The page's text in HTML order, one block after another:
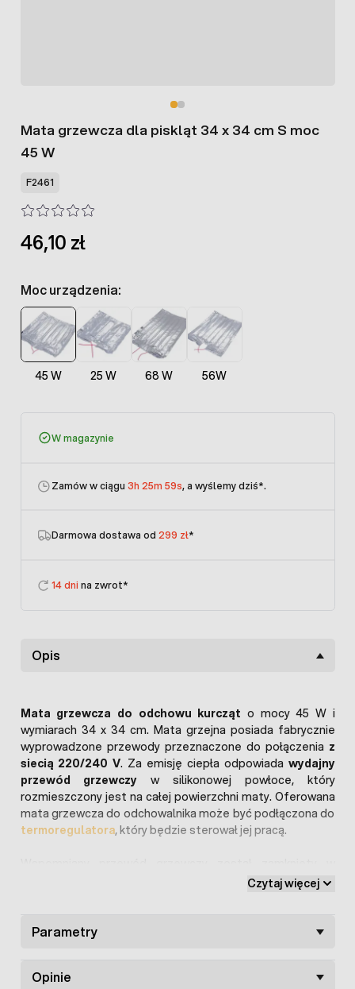
Mata grzewcza dla piskląt 34 x 34 cm S moc
45 W
F2461
46,10 zł
Moc urządzenia:
45 W 25 W 68 W 56W
W magazynie
Zamów w ciągu 3h 25m 58s, a wyślemy dziś*.
Darmowa dostawa od 299 zł*
14 dni na zwrot*
Opis
Mata grzewcza do odchowu kurcząt o mocy 45 W i
wymiarach 34 x 34 cm. Mata grzejna posiada fabrycznie
wyprowadzone przewody przeznaczone do połączenia z
siecią 220/240 V. Za emisję ciepła odpowiada wydajny
przewód grzewczy w silikonowej powłoce, który
rozmieszczony jest na całej powierzchni maty. Oferowana
mata grzewcza do odchowalnika może być podłączona do
termoregulatora, który będzie sterował jej pracą.
, dzięki czemu całość jest bardzo
mogą być stosowane w niektórych przypadkach.
Mata
podłogi odchowlanika lub jego ścianek.
Czytaj więcej
Parametry
Opinie